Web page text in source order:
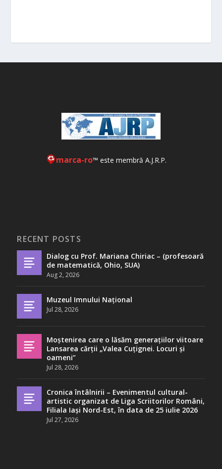
marca-ro™ este membră A.J.R.P.
RECENT POSTS
Dialog cu Prof. Mariana Chiriac – (profesoară
de matematică, Ohio, SUA)
Aug 2, 2026
Muzeul Imnului Național
Jul 28, 2026
Moștenirea care o lăsăm generațiilor viitoare
Lansarea cărții „Valea Cuțignei. Locuri și
oameni”
Jul 28, 2026
Cronica întâlnirii – Evenimentul cultural-
artistic organizat de Liga Scriitorilor Români,
Filiala Iași Nord-Est, în data de 25 iulie 2026
Jul 27, 2026